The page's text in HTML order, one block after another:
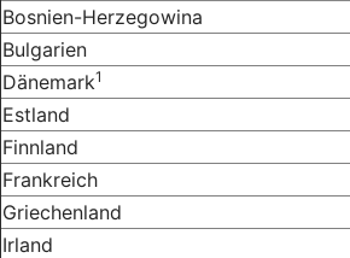
Bosnien-Herzegowina
Bulgarien
Dänemark1
Estland
Finnland
Frankreich
Griechenland
Irland